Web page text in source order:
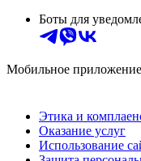
Боты для
Мобильное приложение
Этика и
Оказание услуг
Использование